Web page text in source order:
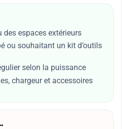
des espaces extérieurs
ou souhaitant un kit d’outils
selon la puissance
chargeur et accessoires